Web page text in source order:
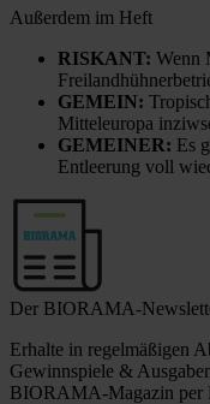
Außerdem im Heft
RISKANT: Wenn
GEMEIN:
Mitteleuropa
GEMEINER: Es
Entleerung voll
Der BIORAMA-
Erhalte in regelmäßigen
Gewinnspiele &
BIORAMA-Magazin per